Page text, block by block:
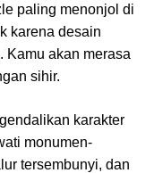
paling menonjol di
karena desain
Kamu akan merasa
sihir.
karakter
monumen-
tersembunyi, dan